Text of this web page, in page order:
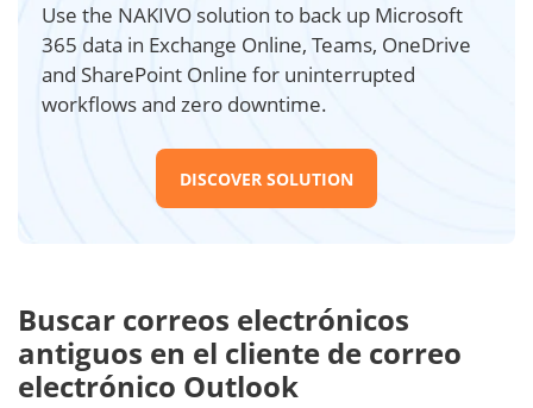
Use the NAKIVO solution to back up Microsoft
365 data in Exchange Online, Teams, OneDrive
and SharePoint Online for uninterrupted
workflows and zero downtime.
DISCOVER SOLUTION
Buscar correos electrónicos
antiguos en el cliente de correo
electrónico Outlook